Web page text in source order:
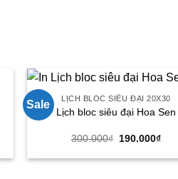
Sale LỊCH BLOC SIÊU ĐẠI 20X30
Lịch bloc siêu đại Hoa Sen
300.000₫ Giá
là:
190.000₫Giá
tại